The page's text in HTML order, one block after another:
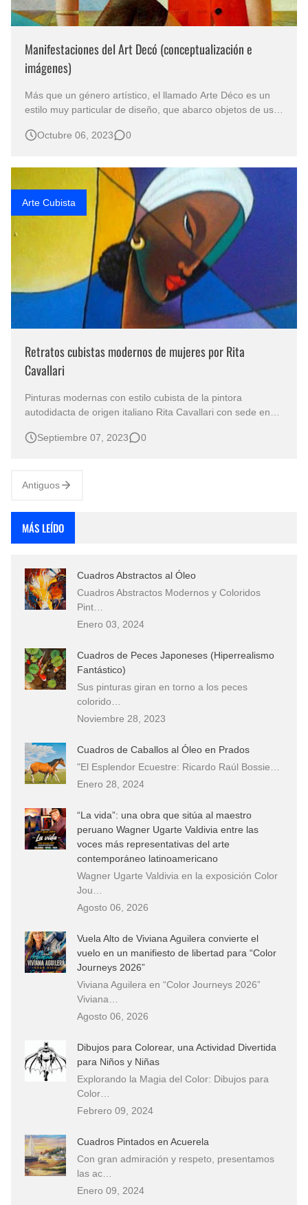
Manifestaciones del Art Decó (conceptualización e
imágenes)
Más que un género artístico, el llamado Arte Déco es un
estilo muy particular de diseño, que abarco objetos de uso
grabado, y se desarrolló en un período histórico conocido
la prim…
Octubre 06, 2023 0
Arte Cubista
Retratos cubistas modernos de mujeres por Rita
Cavallari
Pinturas modernas con estilo cubista de la pintora
autodidacta de origen italiano Rita Cavallari con sede en
femenino de manera fresca e innovadora. Mujer negra
Septiembre 07, 2023 0
Antiguos
MÁS LEÍDO
Cuadros Abstractos al Óleo
Cuadros Abstractos Modernos y Coloridos
Pint…
Enero 03, 2024
Cuadros de Peces Japoneses (Hiperrealismo
Fantástico)
Sus pinturas giran en torno a los peces
colorido…
Noviembre 28, 2023
Cuadros de Caballos al Óleo en Prados
"El Esplendor Ecuestre: Ricardo Raúl Bossie…
Enero 28, 2024
“La vida”: una obra que sitúa al maestro
peruano Wagner Ugarte Valdivia entre las
voces más representativas del arte
contemporáneo latinoamericano
Wagner Ugarte Valdivia en la exposición Color
Jou…
Agosto 06, 2026
Vuela Alto de Viviana Aguilera convierte el
vuelo en un manifiesto de libertad para “Color
Journeys 2026”
Viviana Aguilera en “Color Journeys 2026”
Viviana…
Agosto 06, 2026
Dibujos para Colorear, una Actividad Divertida
para Niños y Niñas
Explorando la Magia del Color: Dibujos para
Color…
Febrero 09, 2024
Cuadros Pintados en Acuerela
Con gran admiración y respeto, presentamos
las ac…
Enero 09, 2024